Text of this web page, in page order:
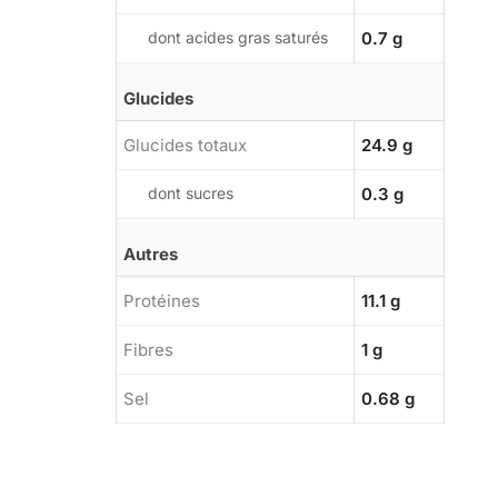
dont acides gras saturés 0.7 g
Glucides
Glucides totaux 24.9 g
dont sucres 0.3 g
Autres
Protéines 11.1 g
Fibres 1 g
Sel 0.68 g